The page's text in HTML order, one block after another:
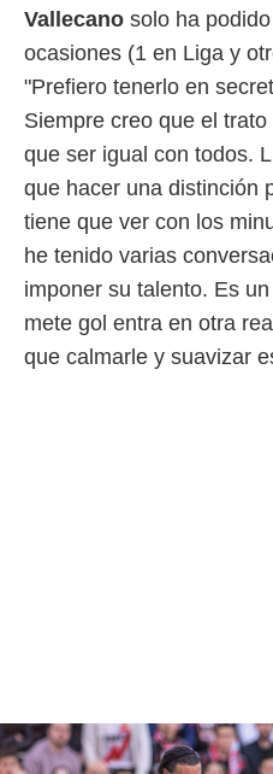
Vallecano solo ha
ocasiones (1 en Liga y
"Prefiero tenerlo en
Siempre creo que el
que ser igual con todos.
que hacer una distinción
tiene que ver con los
he tenido varias
imponer su talento. Es
mete gol entra en otra
que calmarle y suavizar